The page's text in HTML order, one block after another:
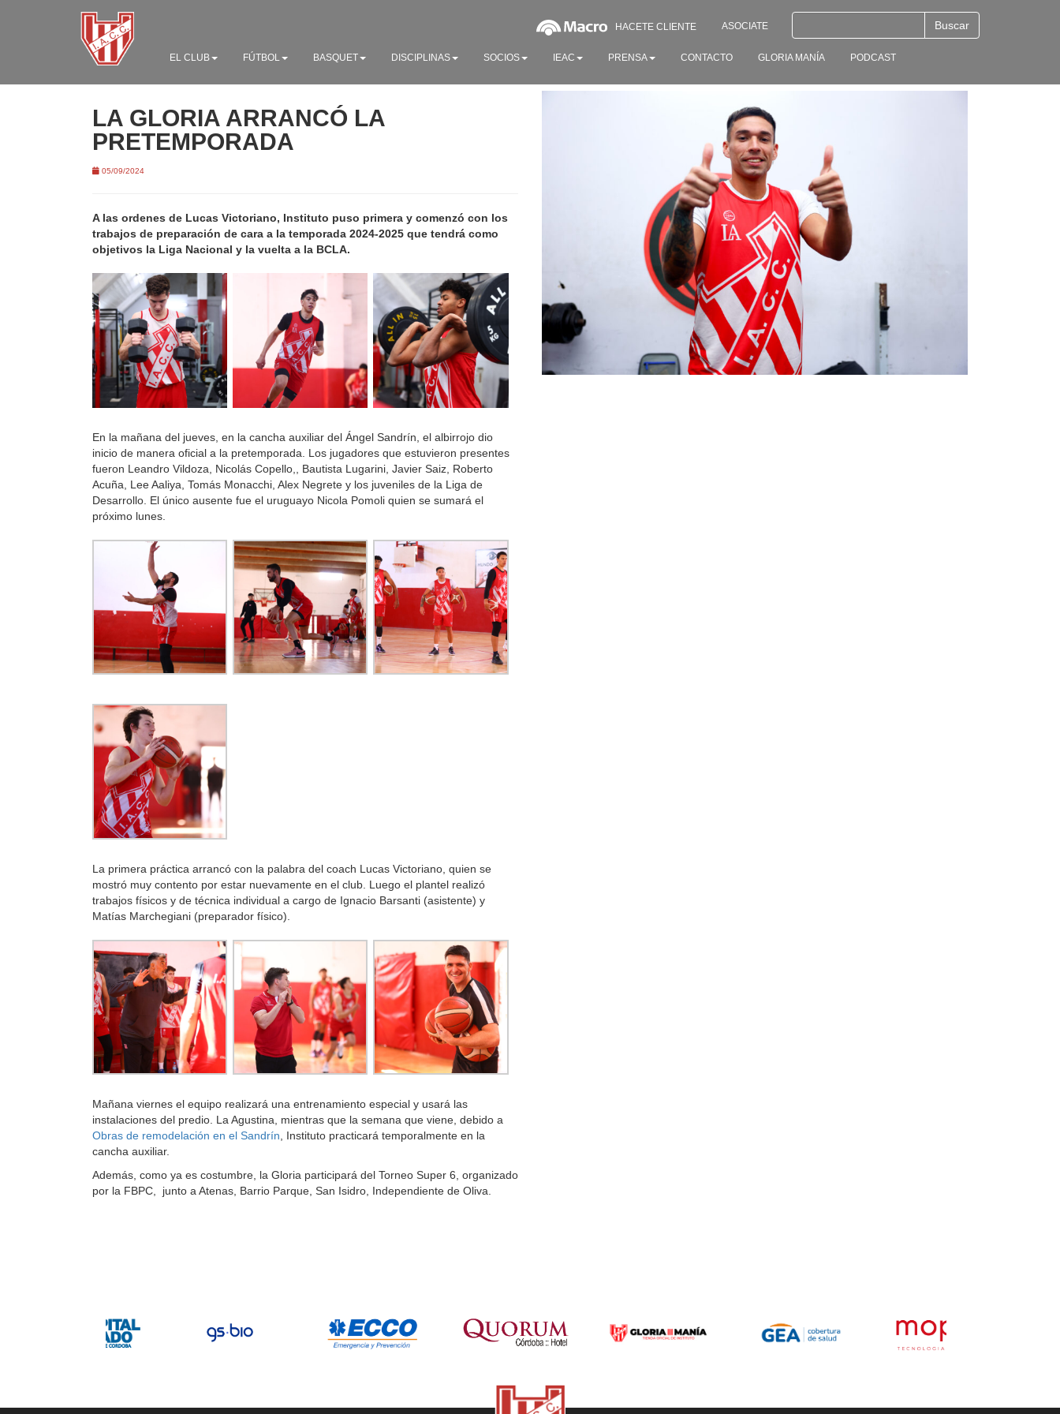
HACETE CLIENTE ASOCIATE
EL CLUB FÚTBOL BASQUET DISCIPLINAS SOCIOS IEAC PRENSA CONTACTO GLORIA MANÍA PODCAST
LA GLORIA ARRANCÓ LA
PRETEMPORADA
05/09/2024
A las ordenes de Lucas Victoriano, Instituto puso primera y comenzó con los
trabajos de preparación de cara a la temporada 2024-2025 que tendrá como
objetivos la Liga Nacional y la vuelta a la BCLA.
En la mañana del jueves, en la cancha auxiliar del Ángel Sandrín, el albirrojo dio
inicio de manera oficial a la pretemporada. Los jugadores que estuvieron presentes
fueron Leandro Vildoza, Nicolás Copello,, Bautista Lugarini, Javier Saiz, Roberto
Acuña, Lee Aaliya, Tomás Monacchi, Alex Negrete y los juveniles de la Liga de
Desarrollo. El único ausente fue el uruguayo Nicola Pomoli quien se sumará el
próximo lunes.
La primera práctica arrancó con la palabra del coach Lucas Victoriano, quien se
mostró muy contento por estar nuevamente en el club. Luego el plantel realizó
trabajos físicos y de técnica individual a cargo de Ignacio Barsanti (asistente) y
Matías Marchegiani (preparador físico).
Mañana viernes el equipo realizará una entrenamiento especial y usará las
instalaciones del predio. La Agustina, mientras que la semana que viene, debido a
Obras de remodelación en el Sandrín , Instituto practicará temporalmente en la
cancha auxiliar.
Además, como ya es costumbre, la Gloria participará del Torneo Super 6, organizado
por la FBPC, junto a Atenas, Barrio Parque, San Isidro, Independiente de Oliva.